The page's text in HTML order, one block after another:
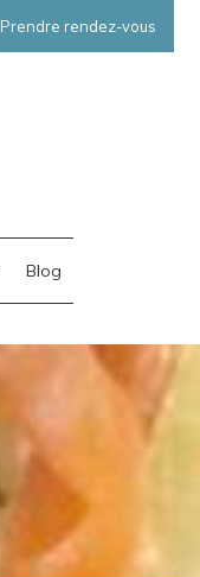
Prendre rendez-vous
Blog